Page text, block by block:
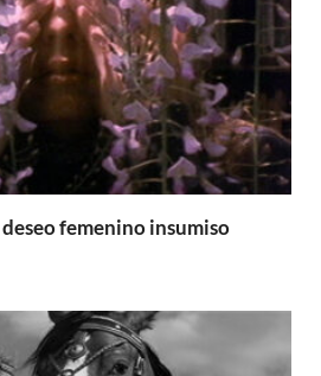
femenino insumiso